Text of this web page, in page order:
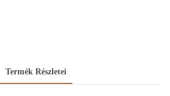
Termék Részletei